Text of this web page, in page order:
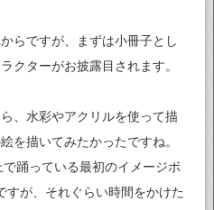
ですが、まずは小冊子とし
クターがお披露目されます。
、水彩やアクリルを使って描
を描いてみたかったですね。
で踊っている最初のイメージボ
すが、それぐらい時間をかけた